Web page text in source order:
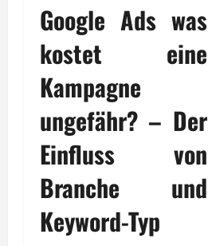
Google Ads was
kostet eine
Kampagne
ungefähr? – Der
Einfluss von
Branche und
Keyword-Typ